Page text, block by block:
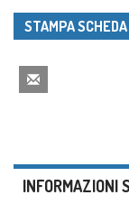
STAMPA SCHEDA
INFORMAZIONI